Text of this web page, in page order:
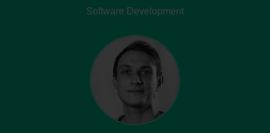
Software Development